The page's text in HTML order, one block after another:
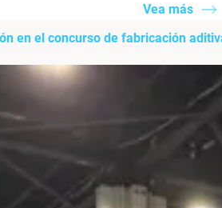
Vea más
en el concurso de fabricación